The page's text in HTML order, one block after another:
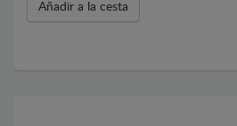
Añadir a la cesta